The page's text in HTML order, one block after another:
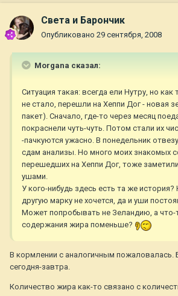
Света и Барончик
Опубликовано 29 сентября, 2008
Morgana сказал:
Ситуация такая: всегда ели Нутру, но
не стало, перешли на Хеппи Дог - новая
пакет). Сначало, где-то через месяц
покраснели чуть-чуть. Потом стали их
-пачкуются ужасно. В понедельник
сдам анализы. Но много моих знакомых
перешедших на Хеппи Дог, тоже
ушами.
У кого-нибудь здесь есть та же
другую марку не хочется, да и уши
Может попробывать не Зеландию, а что-
содержания жира поменьше?
В кормлении с аналогичным пожаловалась.
сегодня-завтра.
Количество жира как-то связано с